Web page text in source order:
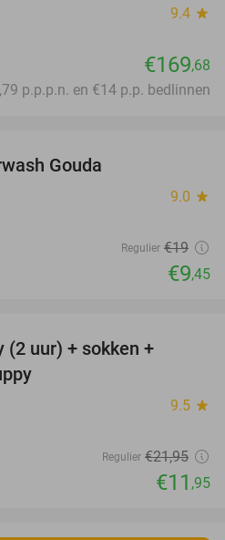
9.4 star
€169,68
p.p.p.n. en €14 p.p. bedlinnen
Gouda
9.0 star
Regulier €19
€9,45
(2 uur) + sokken +
9.5 star
Regulier €21,95
€11 ,95